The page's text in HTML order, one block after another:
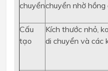
chuyểnchuyển nhờ hồng
Cấu
tạo
Kích thước nhỏ,
di chuyển và các